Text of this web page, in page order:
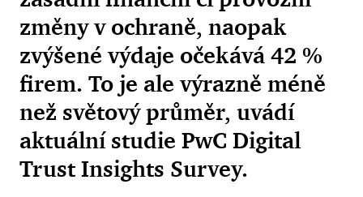
změny v ochraně, naopak
zvýšené výdaje očekává 42 %
firem. To je ale výrazně méně
než světový průměr, uvádí
aktuální studie PwC Digital
Trust Insights Survey.